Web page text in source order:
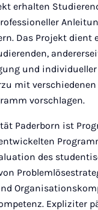
erhalten
Das Projekt
und
mit
vorschlagen.
Paderborn ist
des
Expliziter